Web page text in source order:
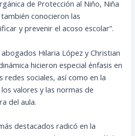
de Protección al Niño, Niña
conocieron las
y prevenir el acoso escolar”.
Hilaria López y Christian
hicieron especial énfasis en
redes sociales, así como en la
valores y las normas de
del aula.
destacados radicó en la